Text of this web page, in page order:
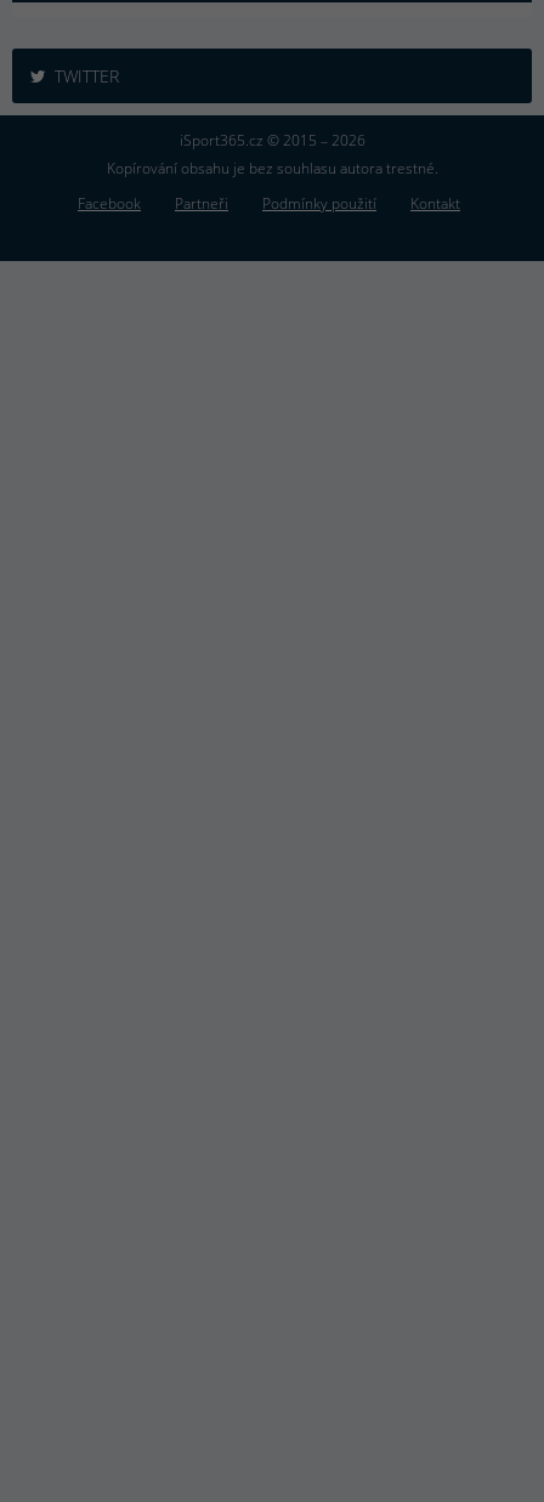
TWITTER
Facebook Partneři Podmínky použití Kontakt
iSport365.cz © 2015 – 2026
Kopírování obsahu je bez souhlasu autora trestné.